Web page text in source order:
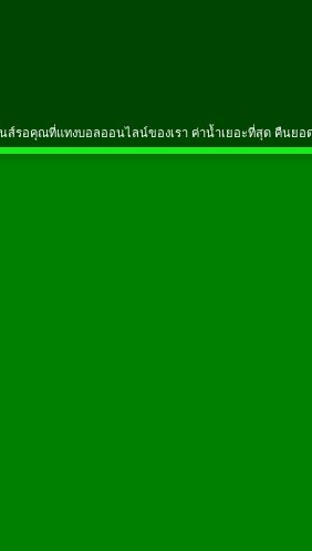
ส์รอคุณที่แทงบอลออนไลน์ของเรา ค่าน้ำเยอะที่สุด คืนยอ